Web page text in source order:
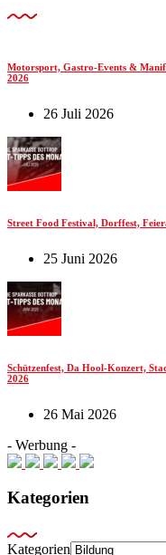
Motorsport, Gastro-Events &
2026
26 Juli 2026
Street Food Festival, Dorffest,
25 Juni 2026
Schützenfest, Da Hool-Konzert,
2026
26 Mai 2026
- Werbung -
Kategorien
Kategorien